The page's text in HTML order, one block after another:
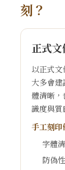
刻？
正式
以正式
大多會
體清晰
識度與質
手工刻印
字體
防偽